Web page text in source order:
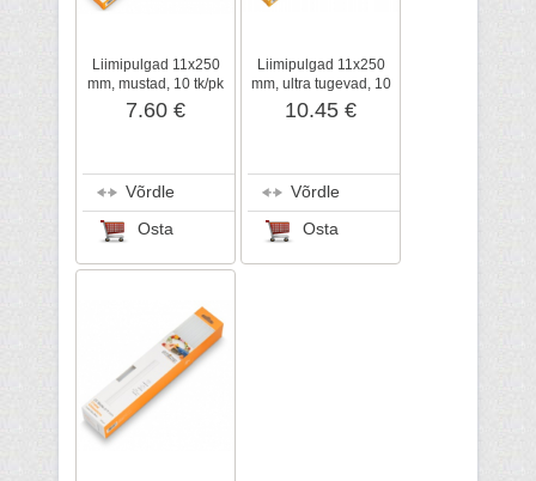
Liimipulgad 11x250
mm, mustad, 10 tk/pk
7.60 €
Võrdle
Osta
Liimipulgad 11x250
mm, ultra tugevad, 10
tk/pk
10.45 €
Võrdle
Osta